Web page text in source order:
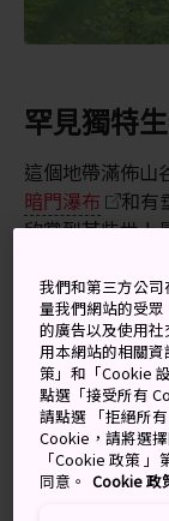
罕見獨特
這個地帶滿佈山
暗門瀑布
和有
欣賞到某些世上
羚和金鷹等。
山染紅的樹葉。
我們和第三方公
量我們網站的受
的廣告以及使用
用本網站的相關
策」和「Cookie
點選「接受所有
請點選 「拒絕所
Cookie，請將選
「Cookie 政策
同意。 Cookie 政